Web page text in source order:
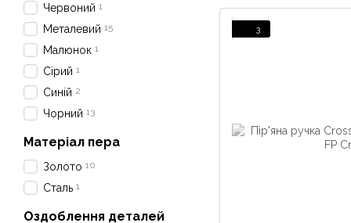
3
Червоний 1
Металевий 15
Малюнок 1
Сірий 1
Синій 2
Чорний 13
Матеріал пера
Золото 10
Сталь 1
Оздоблення деталей